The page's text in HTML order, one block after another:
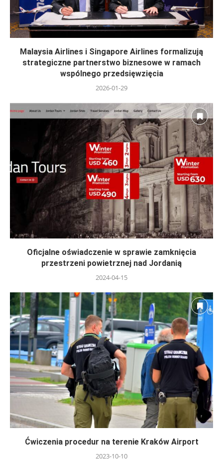
Malaysia Airlines i Singapore Airlines formalizują
strategiczne partnerstwo biznesowe w ramach
wspólnego przedsięwzięcia
2026-01-29
Oficjalne oświadczenie w sprawie zamknięcia
przestrzeni powietrznej nad Jordanią
2024-04-15
Ćwiczenia procedur na terenie Kraków Airport
2023-10-10